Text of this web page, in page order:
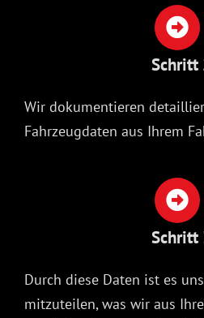
Schritt
Wir dokumentieren
Fahrzeugdaten aus Ihrem
Schritt
Durch diese Daten ist es
mitzuteilen, was wir aus